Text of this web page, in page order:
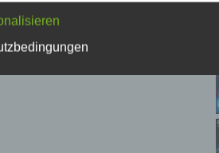
wir vorab die verwendeten
erläutern.
unter anderem die